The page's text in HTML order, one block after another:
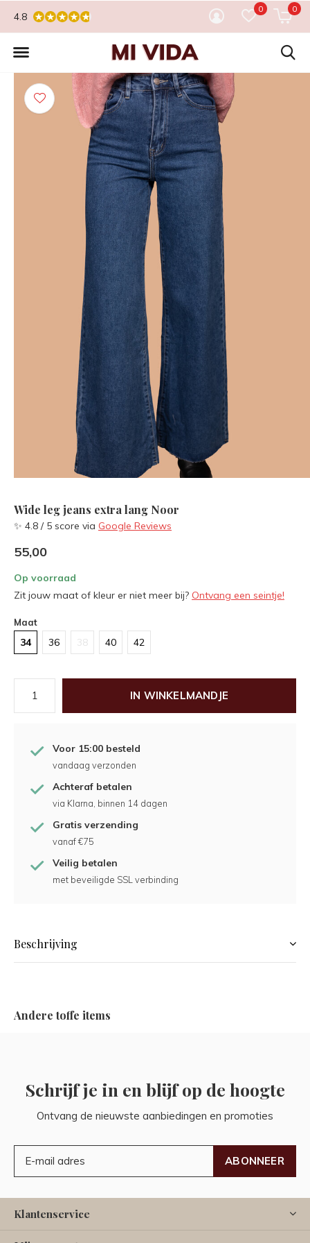
0 0
4.8
Wide leg jeans extra lang Noor
✨ 4.8 / 5 score via Google Reviews
55,00
Op voorraad
Zit jouw maat of kleur er niet meer bij? Ontvang een seintje!
Maat
34 36 38 40 42
IN WINKELMANDJE
Voor 15:00 besteld
vandaag verzonden
Achteraf betalen
via Klarna, binnen 14 dagen
Gratis verzending
vanaf €75
Veilig betalen
met beveiligde SSL verbinding
Beschrijving
Andere toffe items
Schrijf je in en blijf op de hoogte
Ontvang de nieuwste aanbiedingen en promoties
ABONNEER
Klantenservice